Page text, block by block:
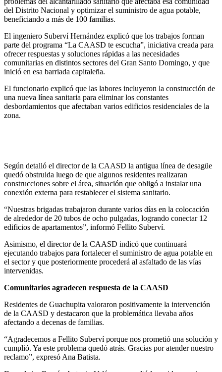
del Distrito Nacional y optimizar el suministro de agua potable,
beneficiando a más de 100 familias.
El ingeniero Suberví Hernández explicó que los trabajos forman
parte del programa “La CAASD te escucha”, iniciativa creada para
ofrecer respuestas y soluciones rápidas a las necesidades
comunitarias en distintos sectores del Gran Santo Domingo, y que
inició en esa barriada capitaleña.
El funcionario explicó que las labores incluyeron la construcción de
una nueva línea sanitaria para eliminar los constantes
desbordamientos que afectaban varios edificios residenciales de la
zona.
Según detalló el director de la CAASD la antigua línea de desagüe
quedó obstruida luego de que algunos residentes realizaran
construcciones sobre el área, situación que obligó a instalar una
conexión externa para restablecer el sistema sanitario.
“Nuestras brigadas trabajaron durante varios días en la colocación
de alrededor de 20 tubos de ocho pulgadas, logrando conectar 12
edificios de apartamentos”, informó Fellito Suberví.
Asimismo, el director de la CAASD indicó que continuará
ejecutando trabajos para fortalecer el suministro de agua potable en
el sector y que posteriormente procederá al asfaltado de las vías
intervenidas.
Comunitarios agradecen respuesta de la CAASD
Residentes de Guachupita valoraron positivamente la intervención
de la CAASD y destacaron que la problemática llevaba años
afectando a decenas de familias.
“Agradecemos a Fellito Suberví porque nos prometió una solución y
cumplió. Ya este problema quedó atrás. Gracias por atender nuestro
reclamo”, expresó Ana Batista.